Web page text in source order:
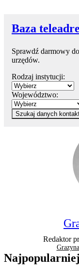
Baza
Sprawdź darmowy
urzędów.
Rodzaj instytucji:
Województwo:
Szukaj danych
Redaktor